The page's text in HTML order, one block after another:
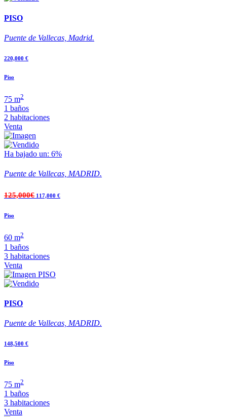
PISO
Puente de Vallecas, Madrid.
220,000 €
Piso
75 m2
1 baños
2 habitaciones
Venta
Ha bajado un: 6%
Puente de Vallecas, MADRID.
125,000€ 117,000 €
Piso
60 m2
1 baños
3 habitaciones
Venta
PISO
Puente de Vallecas, MADRID.
148,500 €
Piso
75 m2
1 baños
3 habitaciones
Venta